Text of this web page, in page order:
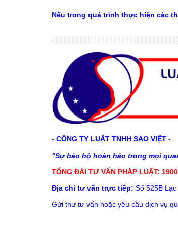
Nếu trong quá trình thực hiện các
- CÔNG TY LUẬT TNHH SAO VIỆT -
"Sự bảo hộ hoàn hảo trong mọi
TỔNG ĐÀI TƯ VẤN PHÁP LUẬT:
Địa chỉ tư vấn trực tiếp: Số 525B
Gửi thư tư vấn hoặc yêu cầu dịch vụ